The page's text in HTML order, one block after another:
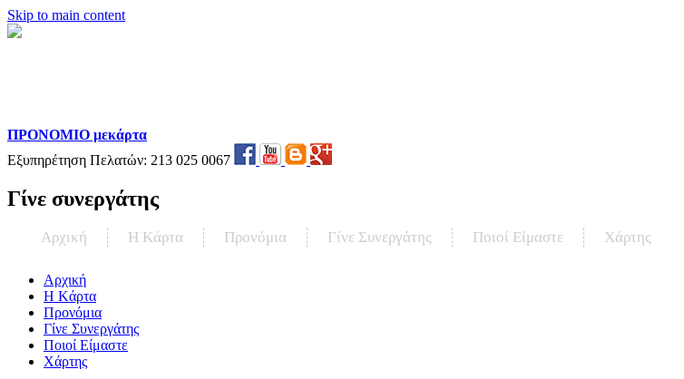
Skip to main content
ΠΡΟΝΟΜΙΟ μεκάρτα
Εξυπηρέτηση Πελατών: 213 025 0067
Γίνε συνεργάτης
Αρχική Η Kάρτα Προνόμια Γίνε Συνεργάτης Ποιοί Είμαστε Χάρτης
Αρχική
Η Kάρτα
Προνόμια
Γίνε Συνεργάτης
Ποιοί Είμαστε
Χάρτης